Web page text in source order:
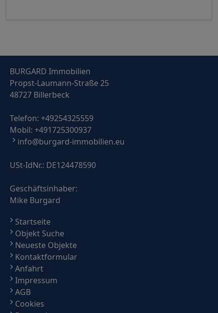
BURGARD Immobilien
Propst-Laumann-Straße 25
48727 Billerbeck
Telefon: +49254325559
Mobil: +491725300937
info@burgard-immobilien.eu
USt-IdNr.: DE124478590
Geschäftsinhaber:
Mike Burgard
Startseite
Objekt Suche
Neueste Objekte
Kontaktformular
Anfahrt
Impressum
AGB
Cookies